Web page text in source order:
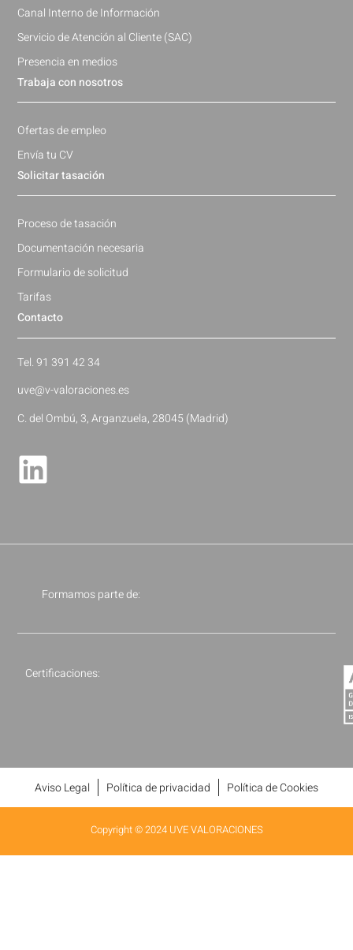
Contacto
Tel. 91 391 42 34
uve@v-valoraciones.es
C. del Ombú, 3, Arganzuela, 28045 (Madrid)
Solicitar tasación
Proceso de tasación
Documentación necesaria
Formulario de solicitud
Tarifas
Trabaja con nosotros
Ofertas de empleo
Envía tu CV
Canal Interno de Información
Servicio de Atención al Cliente (SAC)
Presencia en medios
Formamos parte de:
Certificaciones:
Aviso Legal Política de privacidad Política de Cookies
Copyright © 2024 UVE VALORACIONES